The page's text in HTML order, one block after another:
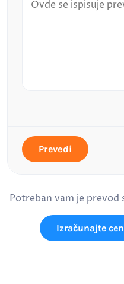
Prevedi
Potreban vam je prevod
Izračunajte